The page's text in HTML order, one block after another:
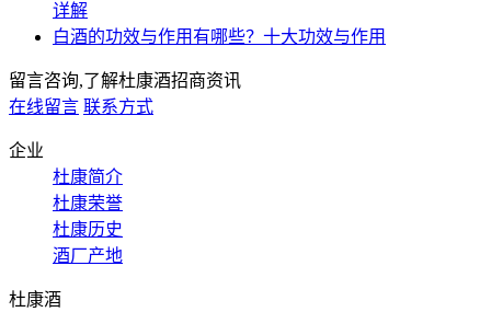
详解
白酒的功效与作用有哪些？十大功效与作用
留言咨询,了解杜康酒招商资讯
在线留言 联系方式
企业
杜康简介
杜康荣誉
杜康历史
酒厂产地
杜康酒